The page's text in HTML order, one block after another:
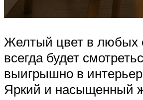
Желтый цвет в любых
всегда будет
выигрышно в
Яркий и насыщенный